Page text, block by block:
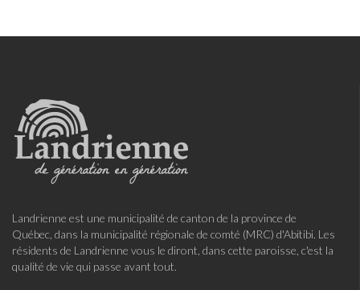
Landrienne est une municipalité de canton de la province de
Québec, dans la municipalité régionale de comté (MRC) d'Abitibi. Les
résidents de Landrienne vous le diront, dans cette paroisse, c'est la
qualité de vie qui passe avant tout.